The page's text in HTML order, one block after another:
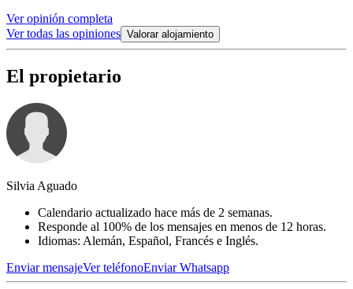
Ver opinión completa
Ver todas las opiniones Valorar alojamiento
El propietario
Silvia Aguado
Calendario actualizado hace más de 2 semanas.
Responde al 100% de los mensajes en menos de 12 horas.
Idiomas: Alemán, Español, Francés e Inglés.
Enviar mensajeVer teléfonoEnviar Whatsapp